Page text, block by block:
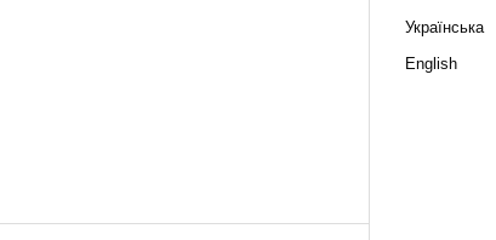
Українська
English